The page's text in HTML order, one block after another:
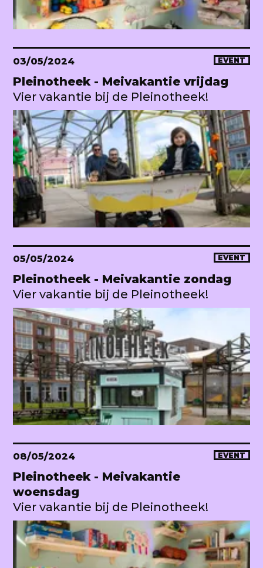
03/05/2024 EVENT
Pleinotheek - Meivakantie vrijdag
Vier vakantie bij de Pleinotheek!
05/05/2024 EVENT
Pleinotheek - Meivakantie zondag
Vier vakantie bij de Pleinotheek!
08/05/2024 EVENT
Pleinotheek - Meivakantie
woensdag
Vier vakantie bij de Pleinotheek!